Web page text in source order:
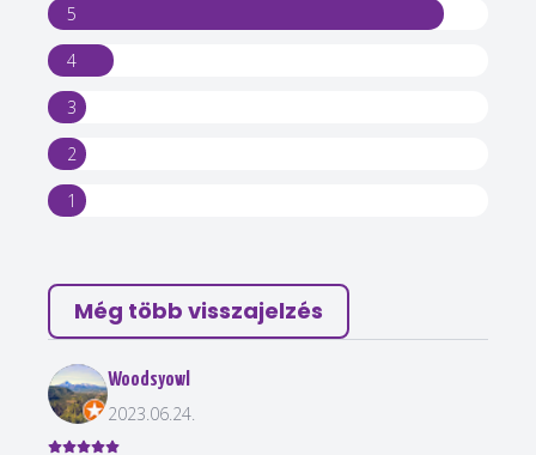
5
4
3
2
1
Még több visszajelzés
Woodsyowl
2023.06.24.